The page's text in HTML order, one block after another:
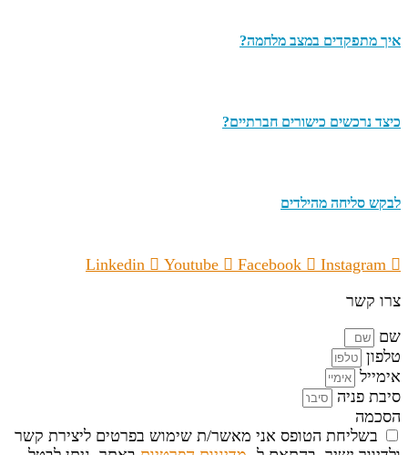
איך מתפקדים במצב מלחמה?
כיצד נרכשים כישורים חברתיים?
לבקש סליחה מהילדים
Linkedin Youtube Facebook
Instagram
צרו קשר
שם
טלפון
אימייל
סיבת פניה
הסכמה
בשליחת הטופס אני מאשר/ת שימוש בפרטים ליצירת קשר